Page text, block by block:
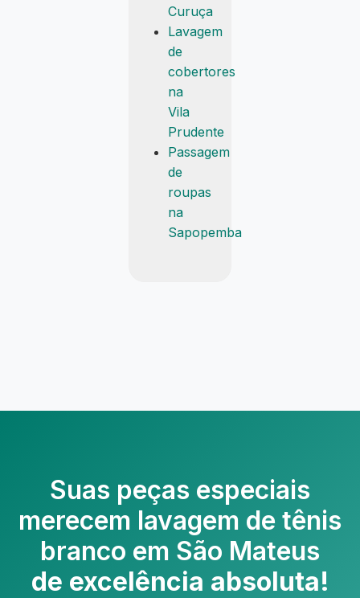
Curuça
Lavagem
de
cobertores
na
Vila
Prudente
Passagem
de
roupas
na
Sapopemba
Suas peças especiais
merecem lavagem de tênis
branco em São Mateus
de excelência absoluta!